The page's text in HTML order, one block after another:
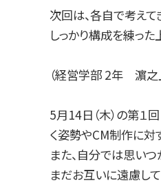
次回は、各自で考え
しっかり構成を練っ
（経営学部 2年 濵之
5月14日（木）の第１
く姿勢やCM制作に対
また、自分では思い
まだお互いに遠慮し